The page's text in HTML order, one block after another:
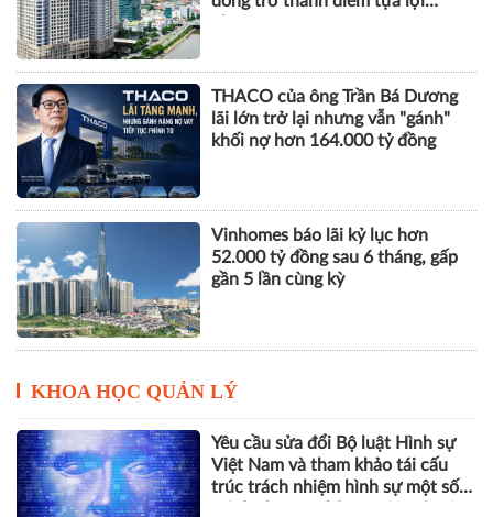
THACO của ông Trần Bá Dương
lãi lớn trở lại nhưng vẫn "gánh"
khối nợ hơn 164.000 tỷ đồng
Vinhomes báo lãi kỷ lục hơn
52.000 tỷ đồng sau 6 tháng, gấp
gần 5 lần cùng kỳ
KHOA HỌC QUẢN LÝ
Yêu cầu sửa đổi Bộ luật Hình sự
Việt Nam và tham khảo tái cấu
trúc trách nhiệm hình sự một số